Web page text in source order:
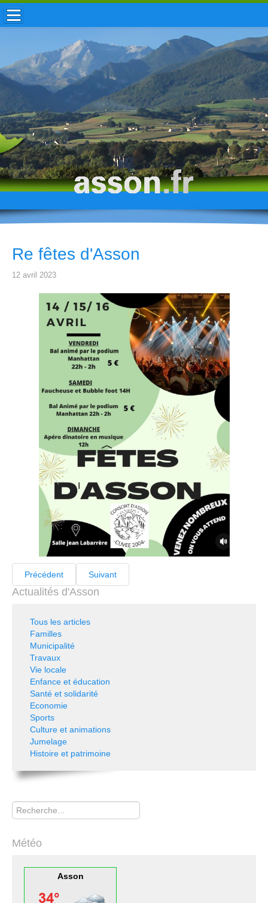
ACCUEIL / INFOS
MUNICIPALITÉ
VIE LOCALE
ENFANCE
TOURISME
HISTOIRE
Re fêtes d'Asson
12 avril 2023
Précédent Suivant
Actualités d'Asson
Tous les articles
Familles
Municipalité
Travaux
Vie locale
Enfance et éducation
Santé et solidarité
Economie
Sports
Culture et animations
Jumelage
Histoire et patrimoine
Rechercher
Météo
Asson